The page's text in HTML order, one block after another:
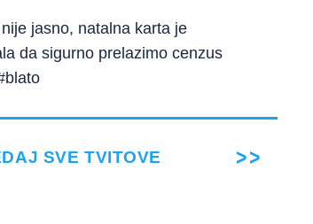
jasno, natalna karta je
da sigurno prelazimo cenzus
SVE TVITOVE